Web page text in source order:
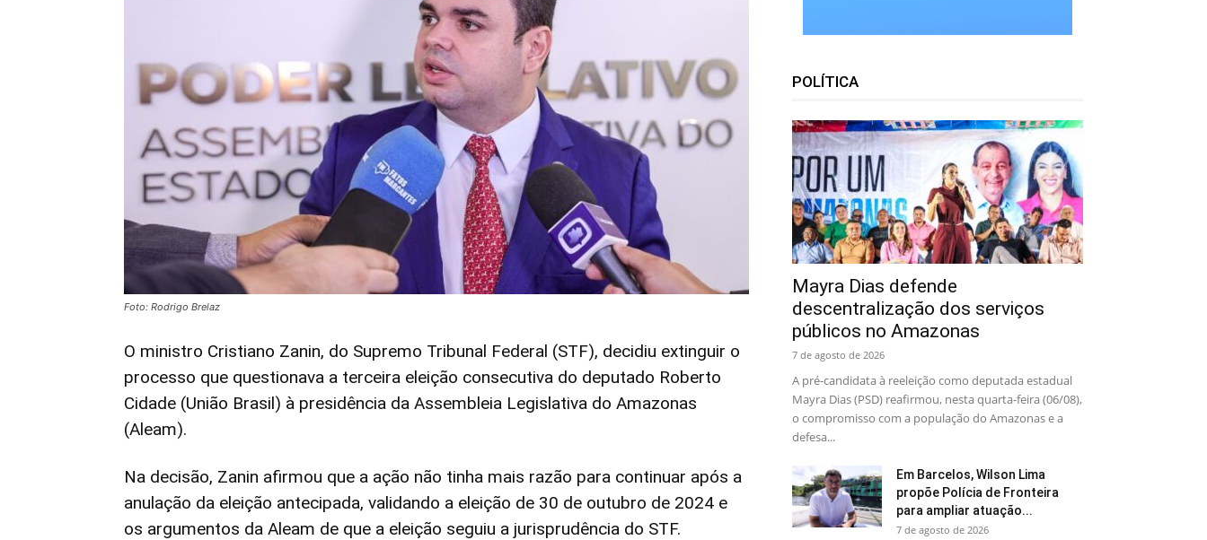
Foto: Rodrigo Brelaz
O ministro Cristiano Zanin, do Supremo Tribunal Federal (STF), decidiu extinguir o
processo que questionava a terceira eleição consecutiva do deputado Roberto
Cidade (União Brasil) à presidência da Assembleia Legislativa do Amazonas
(Aleam).
Na decisão, Zanin afirmou que a ação não tinha mais razão para continuar após a
anulação da eleição antecipada, validando a eleição de 30 de outubro de 2024 e
os argumentos da Aleam de que a eleição seguiu a jurisprudência do STF.
POLÍTICA
Mayra Dias defende
descentralização dos serviços
públicos no Amazonas
7 de agosto de 2026
A pré-candidata à reeleição como deputada estadual
Mayra Dias (PSD) reafirmou, nesta quarta-feira (06/08),
o compromisso com a população do Amazonas e a
defesa...
Em Barcelos, Wilson Lima
propõe Polícia de Fronteira
para ampliar atuação...
7 de agosto de 2026